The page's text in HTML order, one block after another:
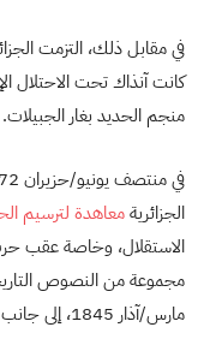
في مقابل ذلك، التزمت
كانت آنذاك تحت الاحتلال
منجم الحديد بغار الجبيلات.
الجزائريةمعاهدة لترسيم
الاستقلال، وخاصة عقب
مارس/آذار 1845، إلى جانب اتفاقيات لاحقة من أوائل القرن العشرين.